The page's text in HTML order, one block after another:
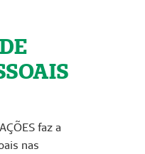
faz a
nas